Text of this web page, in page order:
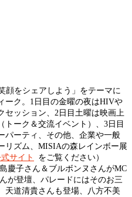
顔をシェアしよう」をテーマに
ーク。1日目の金曜の夜はHIVや
セッション、2日目土曜は映画上
ーク＆交流イベント）、3日目
パーティ、その他、企業や一般
リズム、MISIAの森レインボー展
サイト
をご覧ください）
慶子さん＆ブルボンヌさんがMC
が登壇、パレードにはそのお三
天道清貴さんも登場、八方不美